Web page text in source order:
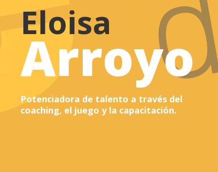
Eloisa
Arroyo
Potenciadora de talento a través del
coaching, el juego y la capacitación.